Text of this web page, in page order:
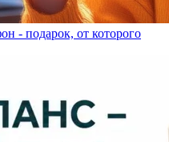
- подарок, от которого